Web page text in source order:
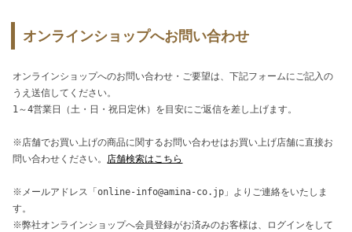
オンラインショップへお問い合わせ
オンラインショップへのお問い合わせ・ご要望は、下記フォームにご記入の
うえ送信してください。
1～4営業日（土・日・祝日定休）を目安にご返信を差し上げます。
※店舗でお買い上げの商品に関するお問い合わせはお買い上げ店舗に直接お
問い合わせください。 店舗検索はこちら
※メールアドレス「online-info@amina-co.jp」よりご連絡をいたしま
す。
※弊社オンラインショップへ会員登録がお済みのお客様は、ログインをして